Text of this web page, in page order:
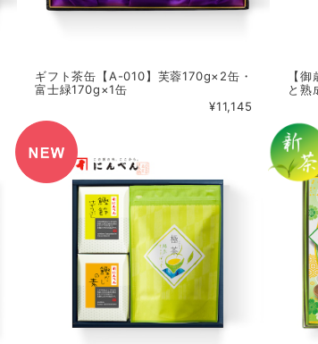
ギフト茶缶【A-010】芙蓉170g×2缶・
富士緑170g×1缶
¥11,145
【
と熟